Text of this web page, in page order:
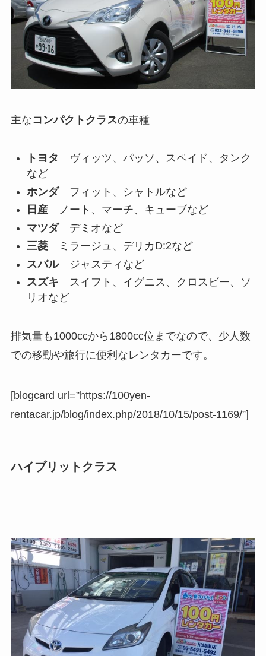
主なコンパクトクラスの車種
トヨタ ヴィッツ、パッソ、スペイド、タンク
など
ホンダフィット、シャトルなど
日産ノート、マーチ、キューブなど
マツダデミオなど
三菱ミラージュ、デリカD:2など
スバルジャスティなど
スズキ スイフト、イグニス、クロスビー、ソ
リオなど
排気量も1000ccから1800cc位までなので、少人数
での移動や旅行に便利なレンタカーです。
[blogcard url=”https://100yen-
rentacar.jp/blog/index.php/2018/10/15/post-1169/”]
ハイブリットクラス